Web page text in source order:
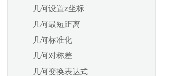
几何设置z坐标
几何最短距离
几何标准化
几何对称差
几何变换表达式